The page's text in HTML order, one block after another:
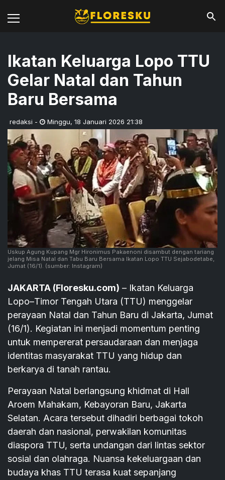
Ikatan Keluarga Lopo TTU
Gelar Natal dan Tahun
Baru Bersama
redaksi - Minggu, 18 Januari 2026 21:38
Uskup Agung Kupang Mgr Hironimus Pakaenoni disambut dengan tariang
jelang Misa Natal dan Tabu Baru Bersama Ikatan Lopo TTU Sejabodetabe,
Jumat (16/1). (sumber: Instagram)
JAKARTA (Floresku.com) – Ikatan Keluarga
Lopo–Timor Tengah Utara (TTU) menggelar
perayaan Natal dan Tahun Baru di Jakarta, Jumat
(16/1). Kegiatan ini menjadi momentum penting
untuk mempererat persaudaraan dan menjaga
identitas masyarakat TTU yang hidup dan
berkarya di tanah rantau.
Perayaan Natal berlangsung khidmat di Hall
Aroem Mahakam, Kebayoran Baru, Jakarta
Selatan. Acara tersebut dihadiri berbagai tokoh
daerah dan nasional, perwakilan komunitas
diaspora TTU, serta undangan dari lintas sektor
sosial dan olahraga. Nuansa kekeluargaan dan
budaya khas TTU terasa kuat sepanjang